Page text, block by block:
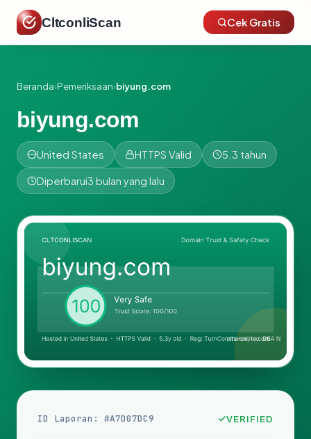
CltconliScan Cek Gratis
Beranda›Pemeriksaan›biyung.com
biyung.com
United States HTTPS Valid 5.3 tahun
Diperbarui3 bulan yang lalu
ID Laporan: #A7D07DC9 VERIFIED